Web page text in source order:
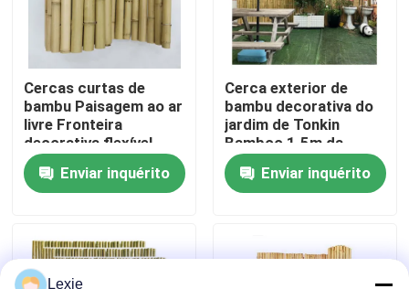
Controle da qualidade
Contato E.U.
Notícia
Matéria prima de bambu
Cercas curtas de
bambu Paisagem ao ar
livre Fronteira
decorativa flexível
Enviar inquérito
Cerca exterior de
bambu decorativa do
jardim de Tonkin
Bamboo 1.5m da
cerca do quintal
Enviar inquérito
Lexie